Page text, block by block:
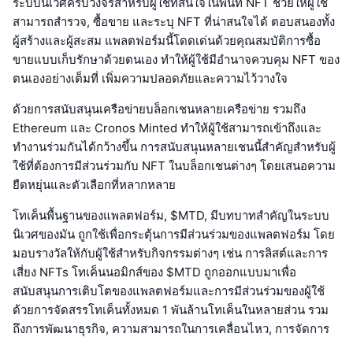
สามารถสำรวจ, ซื้อขาย และระบุ NFT ที่น่าสนใจได้ ตอบสนองทั้ง
ผู้สร้างและผู้สะสม แพลตฟอร์มนี้โดดเด่นด้วยคุณสมบัติการซื้อ
ขายแบบเก็บรักษาด้วยตนเอง ทำให้ผู้ใช้มีอำนาจควบคุม NFT ของ
ตนเองอย่างเต็มที่ เพิ่มความปลอดภัยและความไว้วางใจ
ด้วยการสนับสนุนเครือข่ายบล็อกเชนหลายเครือข่าย รวมถึง
Ethereum และ Cronos Minted ทำให้ผู้ใช้สามารถเข้าถึงและ
ทำงานร่วมกันได้กว้างขึ้น การสนับสนุนหลายเชนนี้สำคัญสำหรับผู้
ใช้ที่ต้องการมีส่วนร่วมกับ NFT ในบล็อกเชนต่างๆ โดยเสนอความ
ยืดหยุ่นและตัวเลือกที่หลากหลาย
โทเค็นพื้นฐานของแพลตฟอร์ม, $MTD, มีบทบาทสำคัญในระบบ
นิเวศของมัน ถูกใช้เพื่อกระตุ้นการมีส่วนร่วมของแพลตฟอร์ม โดย
มอบรางวัลให้กับผู้ใช้สำหรับกิจกรรมต่างๆ เช่น การลิสต์และการ
เสี่ยง NFTs โทเค็นนอมิกส์ของ $MTD ถูกออกแบบมาเพื่อ
สนับสนุนการเติบโตของแพลตฟอร์มและการมีส่วนร่วมของผู้ใช้
ด้วยการจัดสรรโทเค็นทั้งหมด 1 พันล้านโทเค็นในหลายส่วน รวม
ถึงการพัฒนาธุรกิจ, ความสามารถในการเคลื่อนไหว, การจัดการ